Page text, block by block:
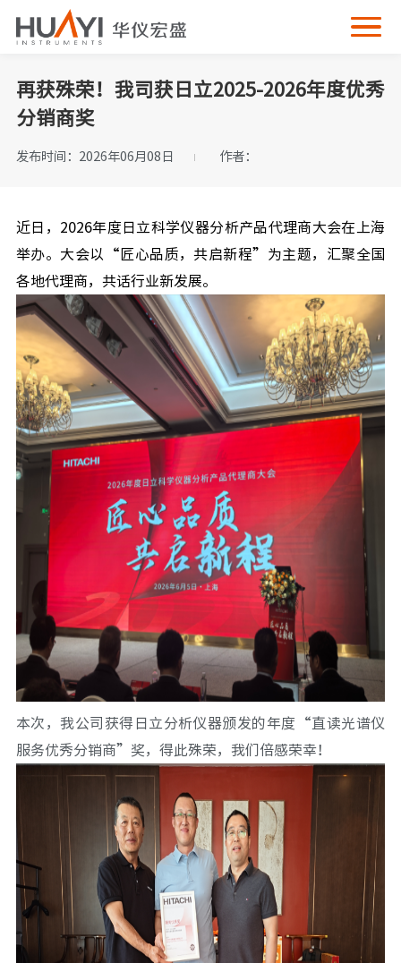
再获殊荣！我司获日立2025-2026年度优秀
分销商奖
发布时间：2026年06月08日 作者：
近日，2026年度日立科学仪器分析产品代理商大会在上海
举办。大会以“匠心品质，共启新程”为主题，汇聚全国
各地代理商，共话行业新发展。
本次，我公司获得日立分析仪器颁发的年度“直读光谱仪
服务优秀分销商”奖，得此殊荣，我们倍感荣幸！